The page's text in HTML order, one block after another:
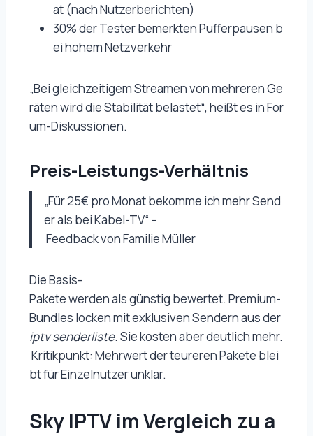
at (nach Nutzerberichten)
30% der Tester bemerkten Pufferpausen b
ei hohem Netzverkehr
„Bei gleichzeitigem Streamen von mehreren Ge
räten wird die Stabilität belastet“, heißt es in For
um-Diskussionen.
Preis-Leistungs-Verhältnis
„Für 25€ pro Monat bekomme ich mehr Send
er als bei Kabel-TV“ –
Feedback von Familie Müller
Die Basis-
Pakete werden als günstig bewertet. Premium-
Bundles locken mit exklusiven Sendern aus der
iptv senderliste. Sie kosten aber deutlich mehr.
Kritikpunkt: Mehrwert der teureren Pakete blei
bt für Einzelnutzer unklar.
Sky IPTV im Vergleich zu a